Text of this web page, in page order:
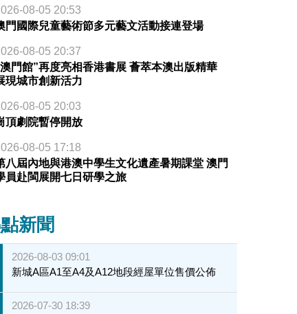
08-05 20:53
門國際兒童藝術節多元藝文活動接連登場
08-05 20:37
門館”再度亮相香港書展 薈萃本澳出版精華
現城市創新活力
08-05 20:03
頂劇院暫停開放
08-05 17:18
八屆內地與港澳中學生文化遺產暑期課堂 澳門
員赴閩展開七日研學之旅
新聞
2026-08-03 09:01
新城A區A1至A4及A12地段經屋單位售價公佈
2026-07-30 18:39